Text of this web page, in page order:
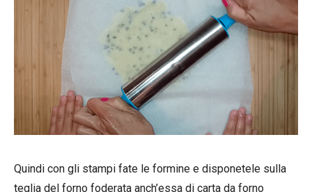
Quindi con gli stampi fate le formine e disponetele sulla
teglia del forno foderata anch’essa di carta da forno